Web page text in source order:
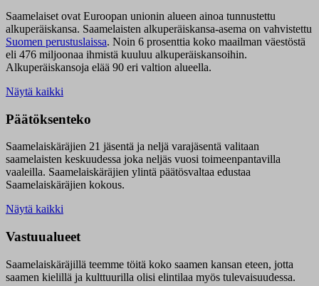
Saamelaiset ovat Euroopan unionin alueen ainoa tunnustettu
alkuperäiskansa. Saamelaisten alkuperäiskansa-asema on vahvistettu
Suomen perustuslaissa. Noin 6 prosenttia koko maailman väestöstä
eli 476 miljoonaa ihmistä kuuluu alkuperäiskansoihin.
Alkuperäiskansoja elää 90 eri valtion alueella.
Näytä kaikki
Päätöksenteko
Saamelaiskäräjien 21 jäsentä ja neljä varajäsentä valitaan
saamelaisten keskuudessa joka neljäs vuosi toimeenpantavilla
vaaleilla. Saamelaiskäräjien ylintä päätösvaltaa edustaa
Saamelaiskäräjien kokous.
Näytä kaikki
Vastuualueet
Saamelaiskäräjillä teemme töitä koko saamen kansan eteen, jotta
saamen kielillä ja kulttuurilla olisi elintilaa myös tulevaisuudessa.